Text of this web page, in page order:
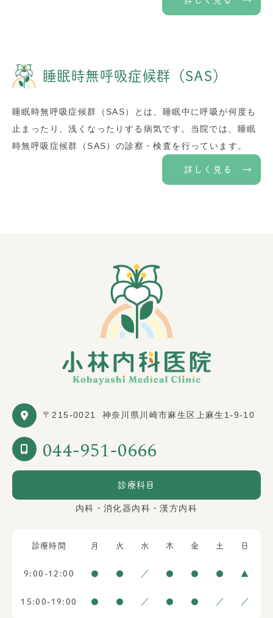
睡眠時無呼吸症候群（SAS）
睡眠時無呼吸症候群（SAS）とは、睡眠中に呼吸が何度も
止まったり、浅くなったりする病気です。当院では、睡眠
時無呼吸症候群（SAS）の診察・検査を行っています。
詳しく見る
〒215-0021 神奈川県川崎市麻生区上麻生1-9-10
044-951-0666
診療科目
内科・消化器内科・漢方内科
診療時間 月 火 水 木 金 土 日
9:00-12:00 ● ● ／ ● ● ● ▲
15:00-19:00 ● ● ／ ● ● ／ ／